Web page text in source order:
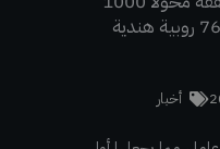
روبية هندية لـ 764,000,000 روبية هندية
أخبار